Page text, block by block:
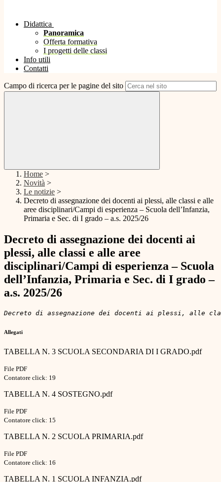
Didattica
Panoramica
Offerta formativa
I progetti delle classi
Info utili
Contatti
Campo di ricerca per le pagine del sito
Home >
Novità >
Le notizie >
Decreto di assegnazione dei docenti ai plessi, alle classi e alle
aree disciplinari/Campi di esperienza – Scuola dell’Infanzia,
Primaria e Sec. di I grado – a.s. 2025/26
Decreto di assegnazione dei docenti ai
plessi, alle classi e alle aree
disciplinari/Campi di esperienza – Scuola
dell’Infanzia, Primaria e Sec. di I grado –
a.s. 2025/26
Decreto di assegnazione dei docenti ai plessi, alle
Allegati
TABELLA N. 3 SCUOLA SECONDARIA DI I GRADO.pdf
File PDF
Contatore click: 19
TABELLA N. 4 SOSTEGNO.pdf
File PDF
Contatore click: 15
TABELLA N. 2 SCUOLA PRIMARIA.pdf
File PDF
Contatore click: 16
TABELLA N. 1 SCUOLA INFANZIA.pdf